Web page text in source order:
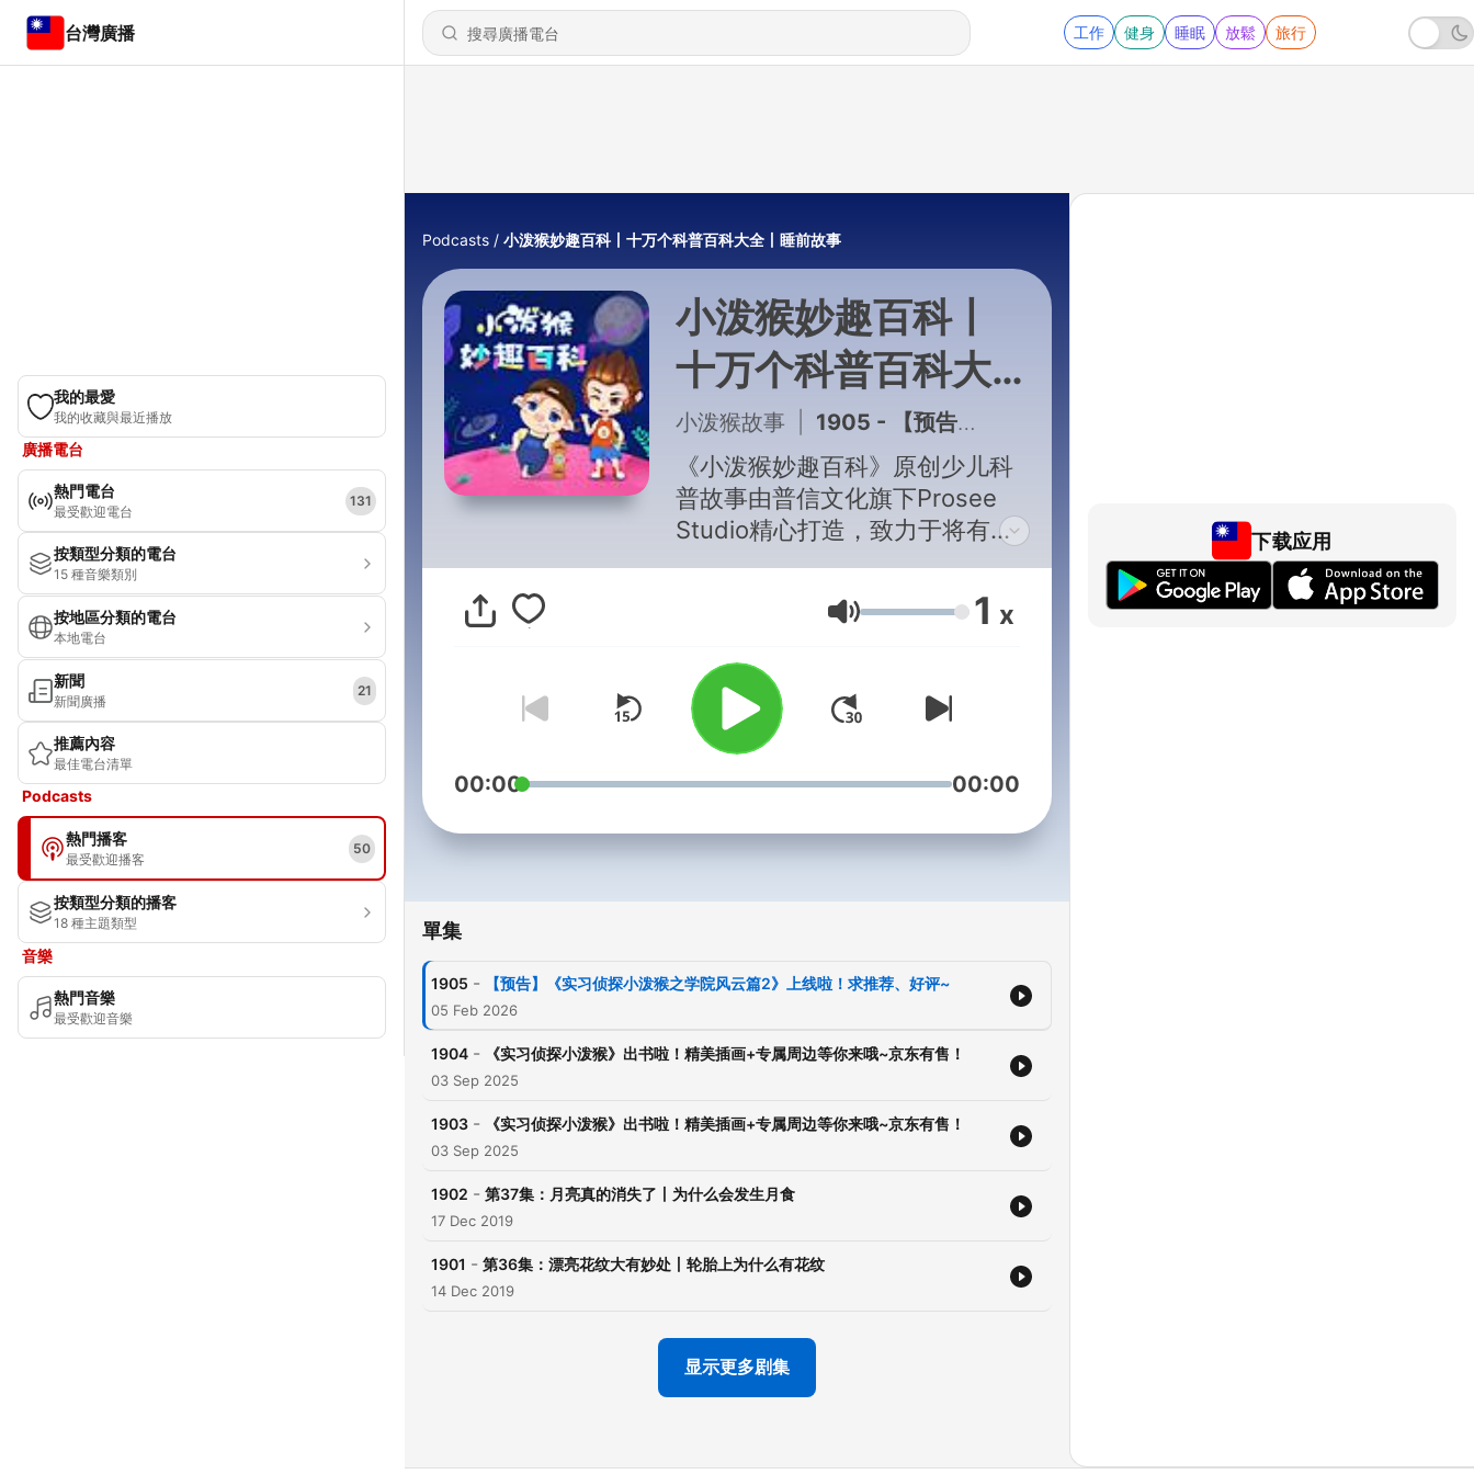
台灣廣播 工作 健身 睡眠 放鬆 旅行
我的最愛
我的收藏與最近播放
廣播電台
熱門電台
最受歡迎電台
131
按類型分類的電台
15 種音樂類別
按地區分類的電台
本地電台
新聞
新聞廣播
21
推薦內容
最佳電台清單
Podcasts
熱門播客
最受歡迎播客
50
按類型分類的播客
18 種主題類型
音樂
熱門音樂
最受歡迎音樂
Podcasts 小泼猴妙趣百科丨十万个科普百科大全丨睡前故事
小泼猴妙趣百科丨
十万个科普百科大
全丨睡前故事
小泼猴故事 1905 - 【预告】《实习侦探小泼猴之学院风云篇2》上线啦！求推荐、好评~
《小泼猴妙趣百科》原创少儿科
普故事由普信文化旗下Prosee
Studio精心打造，致力于将有价
值的科普知识以简单易懂的方式
融入到简短精彩的故事中，有温
度、开脑洞，满足孩子对万物不
断萌发的好奇心，潜移默化地提
升孩子的科学素养和情商智慧。
音量 1 x
00:00 00:00
單集
1905 - 【预告】《实习侦探小泼猴之学院风云篇2》上线啦！求推荐、好评~
05 Feb 2026
1904 - 《实习侦探小泼猴》出书啦！精美插画+专属周边等你来哦~京东有售！
03 Sep 2025
1903 - 《实习侦探小泼猴》出书啦！精美插画+专属周边等你来哦~京东有售！
03 Sep 2025
1902 - 第37集：月亮真的消失了丨为什么会发生月食
17 Dec 2019
1901 - 第36集：漂亮花纹大有妙处丨轮胎上为什么有花纹
14 Dec 2019
显示更多剧集
下载应用